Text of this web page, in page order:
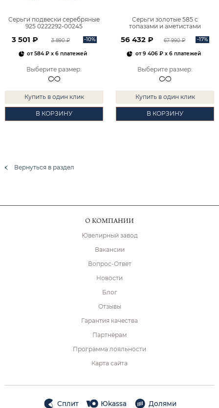
Серьги подвески серебряные
925 0222292-00245
3 501 ₽ 3 890 ₽ -10%
от584 ₽ x 6 платежей
Выберите размер:
Купить в один клик
В КОРЗИНУ
Серьги золотые 585 с
топазами и аметистами
56 432 ₽ 67 990 ₽ -17%
от9 406 ₽x 6 платежей
Выберите размер:
Купить в один клик
В КОРЗИНУ
Вернуться в раздел
О КОМПАНИИ
Ювелирный завод
Вакансии
Вопрос-Ответ
Новости
Блог
Отзывы
Гарантия качества
Партнёрам
Программа лояльности
Карта сайта
Сплит Юkassa Долями